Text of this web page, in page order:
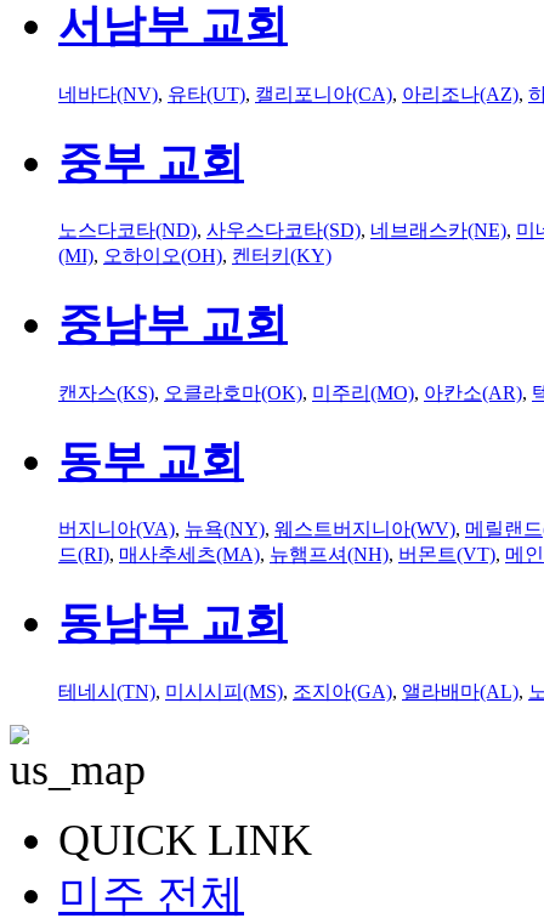
서남부 교회
네바다(NV), 유타(UT), 캘리포니아(CA), 아리조나(AZ),
중부 교회
노스다코타(ND), 사우스다코타(SD), 네브래스카(NE), 미
(MI), 오하이오(OH), 켄터키(KY)
중남부 교회
캔자스(KS), 오클라호마(OK), 미주리(MO), 아칸소(AR),
동부 교회
버지니아(VA), 뉴욕(NY), 웨스트버지니아(WV), 메릴랜
드(RI), 매사추세츠(MA), 뉴햄프셔(NH), 버몬트(VT), 메
동남부 교회
테네시(TN), 미시시피(MS), 조지아(GA), 앨라배마(AL),
QUICK LINK
미주 전체